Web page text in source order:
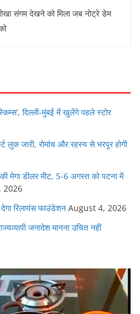
k d
संगम देखने को मिला जब नोट्रे डेम
दिल्ली-मुंबई में खुलेंगे पहले स्टोर
लुक जारी, रोमांच और रहस्य से भरपूर होगी
की मेगा डीलर मीट, 5-6 अगस्त को पटना में
2026
रिलायंस फाउंडेशन August 4, 2026
जनादेश मानना उचित नहीं